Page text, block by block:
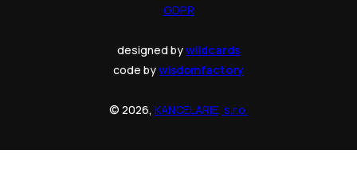
GDPR
designed bywildcards
code bywisdomfactory
© 2026, KANCELARIE, s.r.o.